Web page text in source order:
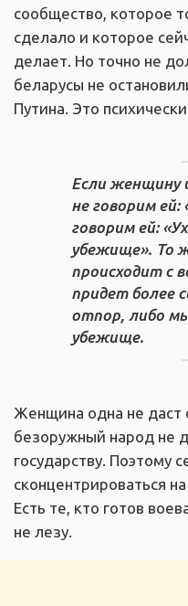
сообщество, которое
сделало и которое
делает. Но точно не
беларусы не
Путина. Это
Если женщину
не говорим
говорим ей:
убежище». То
происходит с
придет более
отпор, либо
убежище.
Женщина одна не даст
безоружный народ не
государству. Поэтому
сконцентрироваться
Есть те, кто готов
не лезу.